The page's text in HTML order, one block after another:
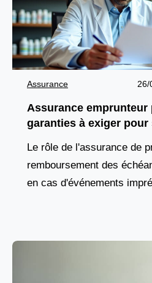
Assurance 26/
Assurance emprunteur
garanties à exiger pour
Le rôle de l'assurance de
remboursement des
en cas d'événements